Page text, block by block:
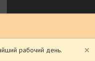
рабочий день.